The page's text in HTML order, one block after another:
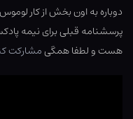
دوباره به اون بخش از کار
پرسشنامه قبلی برای نیمه
هست و لطفا همگیمشارکت